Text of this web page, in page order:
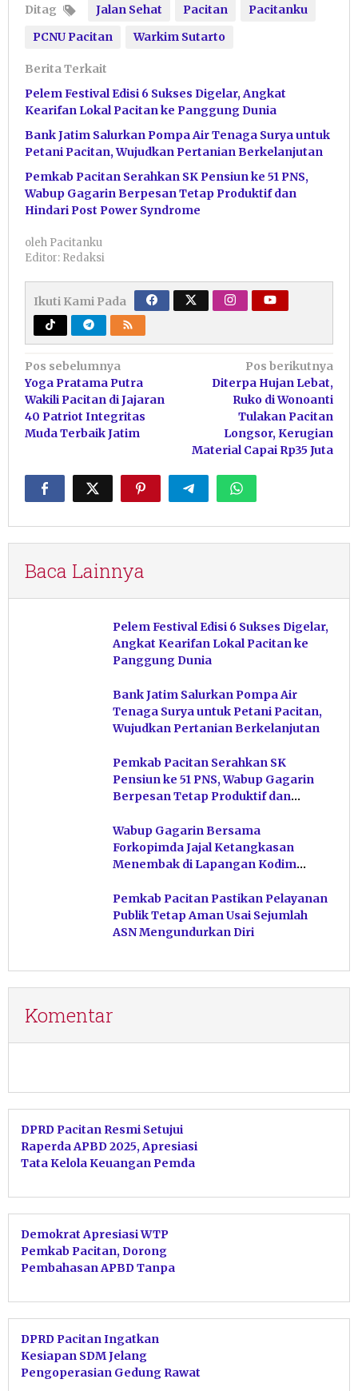
Ditag Jalan Sehat Pacitan
Pacitanku
PCNU Pacitan
Warkim Sutarto
Berita Terkait
Pelem Festival Edisi 6 Sukses Digelar, Angkat
Kearifan Lokal Pacitan ke Panggung Dunia
Bank Jatim Salurkan Pompa Air Tenaga Surya untuk
Petani Pacitan, Wujudkan Pertanian Berkelanjutan
Pemkab Pacitan Serahkan SK Pensiun ke 51 PNS,
Wabup Gagarin Berpesan Tetap Produktif dan
Hindari Post Power Syndrome
oleh Pacitanku
Editor: Redaksi
Ikuti Kami Pada
Navigasi
pos
Pos sebelumnya
Yoga Pratama Putra
Wakili Pacitan di Jajaran
40 Patriot Integritas
Muda Terbaik Jatim
Pos berikutnya
Diterpa Hujan Lebat,
Ruko di Wonoanti
Tulakan Pacitan
Longsor, Kerugian
Material Capai Rp35 Juta
Baca Lainnya
Pelem Festival Edisi 6 Sukses Digelar,
Angkat Kearifan Lokal Pacitan ke
Panggung Dunia
Bank Jatim Salurkan Pompa Air
Tenaga Surya untuk Petani Pacitan,
Wujudkan Pertanian Berkelanjutan
Pemkab Pacitan Serahkan SK
Pensiun ke 51 PNS, Wabup Gagarin
Berpesan Tetap Produktif dan
Wabup Gagarin Bersama
Forkopimda Jajal Ketangkasan
Menembak di Lapangan Kodim
Pemkab Pacitan Pastikan Pelayanan
Publik Tetap Aman Usai Sejumlah
ASN Mengundurkan Diri
Komentar
DPRD Pacitan Resmi Setujui
Raperda APBD 2025, Apresiasi
Tata Kelola Keuangan Pemda
Demokrat Apresiasi WTP
Pemkab Pacitan, Dorong
Pembahasan APBD Tanpa
DPRD Pacitan Ingatkan
Kesiapan SDM Jelang
Pengoperasian Gedung Rawat